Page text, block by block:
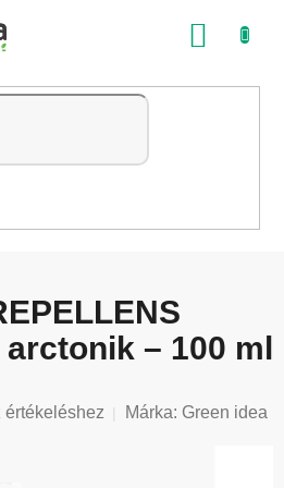
– 100 ml
értékeléshez Márka: Green idea